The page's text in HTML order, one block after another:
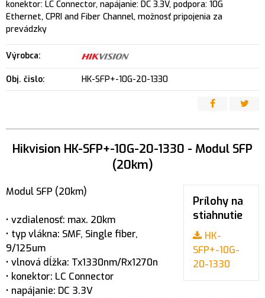
konektor: LC Connector, napájanie: DC 3.3V, podpora: 10G
Ethernet, CPRI and Fiber Channel, možnosť pripojenia za
prevádzky
Výrobca:
Obj. čislo: HK-SFP+-10G-20-1330
Hikvision HK-SFP+-10G-20-1330 - Modul SFP
(20km)
Prílohy na
stiahnutie
HK-
SFP+-10G-
20-1330
Modul SFP (20km)
• vzdialenosť: max. 20km
• typ vlákna: SMF, Single fiber,
9/125um
• vlnová dĺžka: Tx1330nm/Rx1270n
• konektor: LC Connector
• napájanie: DC 3.3V